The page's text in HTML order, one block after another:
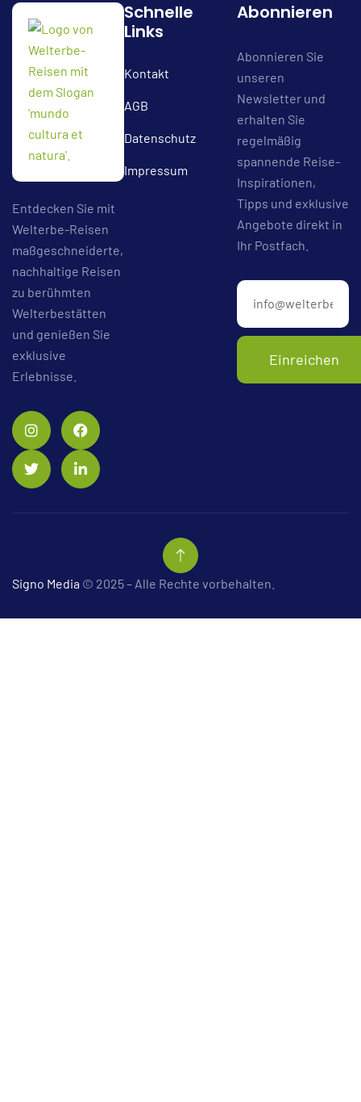
Entdecken Sie mit
Welterbe-Reisen
maßgeschneiderte,
nachhaltige Reisen
zu berühmten
Welterbestätten
und genießen Sie
exklusive
Erlebnisse.
Schnelle
Links
Kontakt
AGB
Datenschutz
Impressum
Abonnieren
Abonnieren Sie
unseren
Newsletter und
erhalten Sie
regelmäßig
spannende Reise-
Inspirationen,
Tipps und exklusive
Angebote direkt in
Ihr Postfach.
Einreichen
Signo Media © 2025 – Alle Rechte vorbehalten.